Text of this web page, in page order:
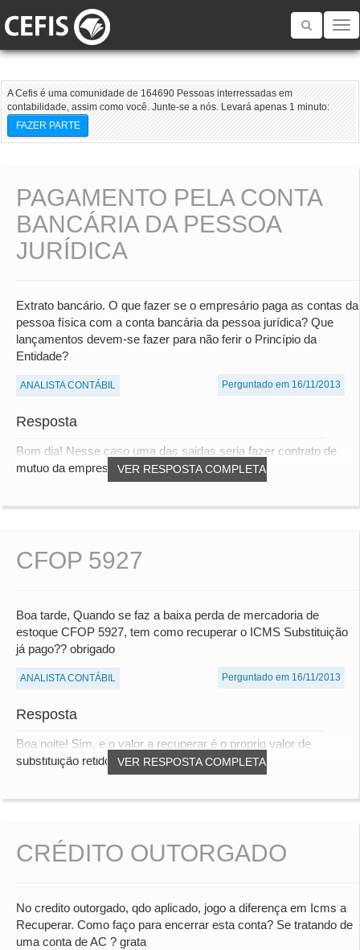
Toggle
A Cefis é uma comunidade de 164690 Pessoas interressadas em
contabilidade, assim como você. Junte-se a nós. Levará apenas 1 minuto:
FAZER PARTE
PAGAMENTO PELA CONTA
BANCÁRIA DA PESSOA
JURÍDICA
Extrato bancário. O que fazer se o empresário paga as contas da
pessoa física com a conta bancária da pessoa jurídica? Que
lançamentos devem-se fazer para não ferir o Princípio da
Entidade?
ANALISTA CONTÁBIL Perguntado em 16/11/2013
Resposta
VER RESPOSTA COMPLETA
Bom dia! Nesse caso uma das saidas seria fazer contrato de
mutuo da empresa emprestando para os soc...
CFOP 5927
Boa tarde, Quando se faz a baixa perda de mercadoria de
estoque CFOP 5927, tem como recuperar o ICMS Substituição
já pago?? obrigado
ANALISTA CONTÁBIL Perguntado em 16/11/2013
Resposta
VER RESPOSTA COMPLETA
Boa noite! Sim, e o valor a recuperar é o proprio valor de
substituição retido na compra da mercado...
CRÉDITO OUTORGADO
No credito outorgado, qdo aplicado, jogo a diferença em Icms a
Recuperar. Como faço para encerrar esta conta? Se tratando de
uma conta de AC ? grata